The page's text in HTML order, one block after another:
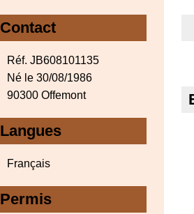
Contact
Réf. JB608101135
Né le 30/08/1986
90300 Offemont
Langues
Français
Permis